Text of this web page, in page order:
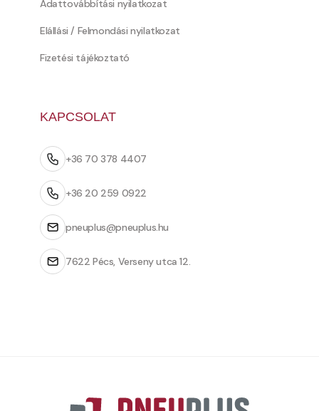
Adattovábbítási nyilatkozat
Elállási / Felmondási nyilatkozat
Fizetési tájékoztató
KAPCSOLAT
+36 70 378 4407
+36 20 259 0922
pneuplus@pneuplus.hu
7622 Pécs, Verseny utca 12.